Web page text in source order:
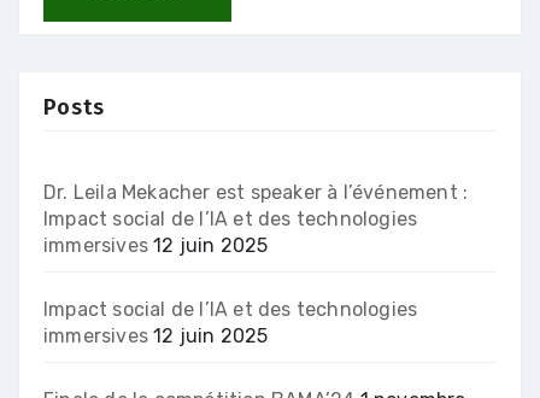
Posts
Dr. Leila Mekacher est speaker à l’événement :
Impact social de l’IA et des technologies
immersives 12 juin 2025
Impact social de l’IA et des technologies
immersives 12 juin 2025